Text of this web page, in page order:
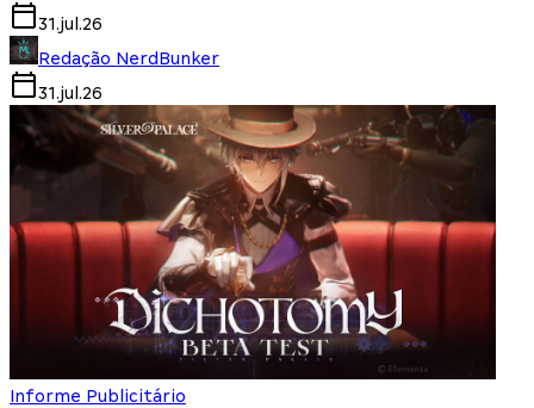
31.jul.26
Redação NerdBunker
31.jul.26
Informe Publicitário